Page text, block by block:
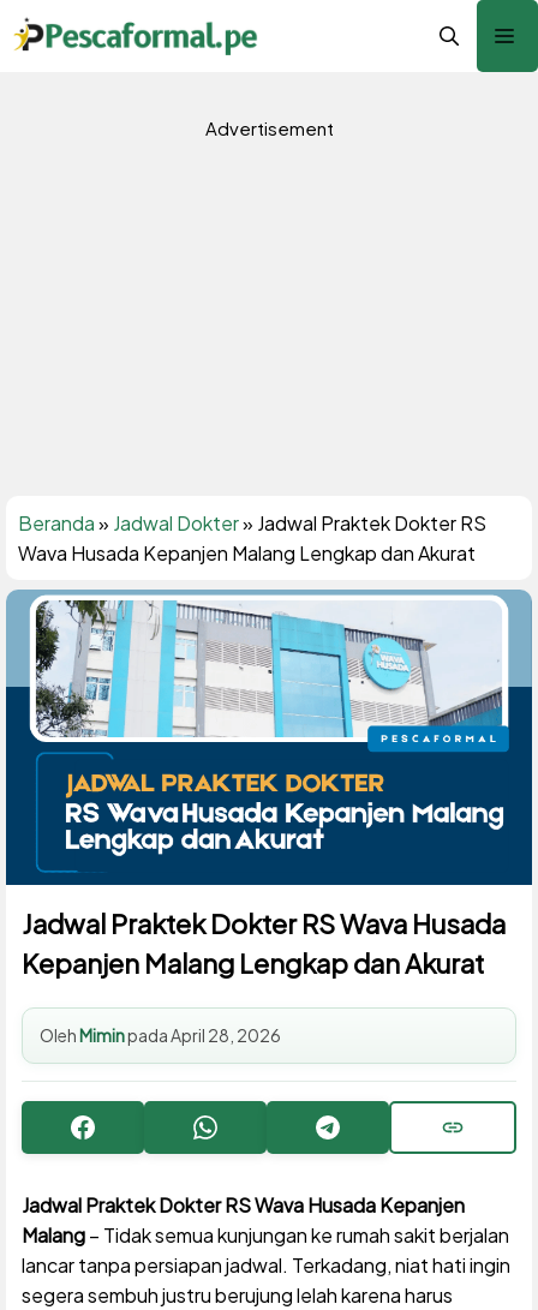
Langsung
ke
Advertisement
Beranda» Jadwal Dokter» Jadwal Praktek Dokter RS
Wava Husada Kepanjen Malang Lengkap dan Akurat
Jadwal Praktek Dokter RS Wava Husada
Kepanjen Malang Lengkap dan Akurat
Oleh MiminpadaApril 28, 2026
Facebook WhatsApp Telegram Copy URL
Jadwal Praktek Dokter RS Wava Husada Kepanjen
Malang– Tidak semua kunjungan ke rumah sakit berjalan
lancar tanpa persiapan jadwal. Terkadang, niat hati ingin
segera sembuh justru berujung lelah karena harus